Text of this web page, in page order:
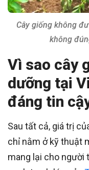
Cây giống không
không
Vì sao cây
dưỡng tại
đáng tin
Sau tất cả, giá trị
chỉ nằm ở kỹ thuật
mang lại cho người